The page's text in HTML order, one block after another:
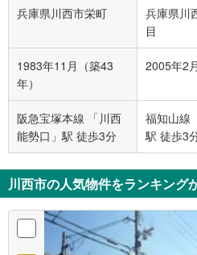
兵庫県川西市栄町
兵庫県川
目
1983年11月（築43
年）
2005年2
阪急宝塚本線 「川西
能勢口」駅 徒歩3分
福知山線
駅 徒歩3
川西市の人気物件をランキング